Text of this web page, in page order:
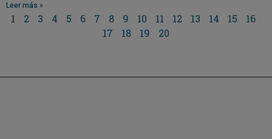
Leer más »
1 2 3 4 5 6 7 8 9 10 11 12 13 14 15
16
17
18 19 20